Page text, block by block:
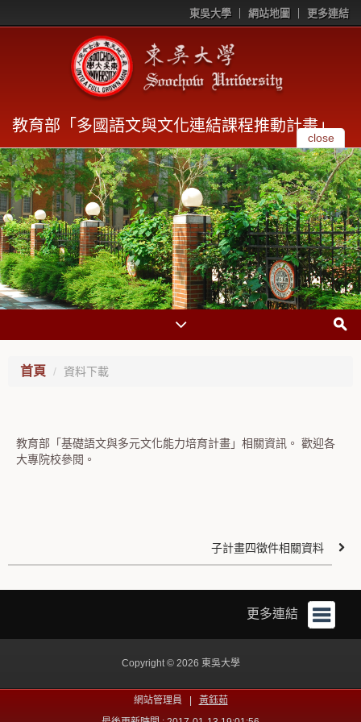
東吳大學 網站地圖 更多連結
教育部「多國語文與文化連結課程推動計畫」
close
首頁 資料下載
教育部「基礎語文與多元文化能力培育計畫」相關資訊。 歡迎各
大專院校參閱。
子計畫四徵件相關資料
更多連結
Copyright © 2026 東吳大學
網站管理員 | 黃鈺茹